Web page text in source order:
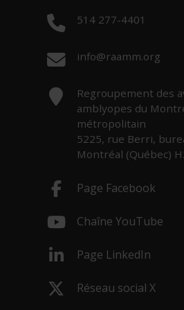
Téléphone :
514 277-4401
Courriel :
info@raamm.org
Adresse :
Regroupement des
amblyopes du
métropolitain
5225, rue Berri,
Montréal (Québec)
Page Facebook
Chaîne YouTube
Page LinkedIn
Réseau social X